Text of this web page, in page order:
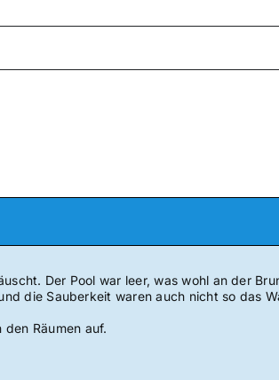
Der Pool war leer, was wohl an der
die Sauberkeit waren auch nicht so das
Räumen auf.